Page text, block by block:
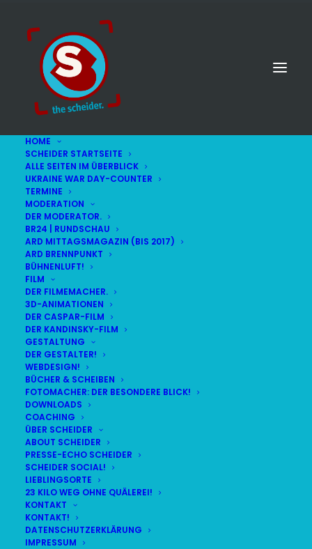
HOME
SCHEIDER STARTSEITE
ALLE SEITEN IM ÜBERBLICK
UKRAINE WAR DAY-COUNTER
TERMINE
MODERATION
DER MODERATOR.
BR24 | RUNDSCHAU
ARD MITTAGSMAGAZIN (BIS 2017)
ARD BRENNPUNKT
BÜHNENLUFT!
FILM
DER FILMEMACHER.
3D-ANIMATIONEN
DER CASPAR-FILM
DER KANDINSKY-FILM
GESTALTUNG
DER GESTALTER!
WEBDESIGN!
BÜCHER & SCHEIBEN
FOTOMACHER: DER BESONDERE BLICK!
DOWNLOADS
COACHING
ÜBER SCHEIDER
ABOUT SCHEIDER
PRESSE-ECHO SCHEIDER
SCHEIDER SOCIAL!
LIEBLINGSORTE
23 KILO WEG OHNE QUÄLEREI!
KONTAKT
KONTAKT!
DATENSCHUTZERKLÄRUNG
IMPRESSUM
© STEFAN SCHEIDER
LIVE(alle Termine
DEMNÄCHST:
DO
06
AUG
BR24 | 18.30 UHR
BR MÜNCHEN FREIMANN
HAUPTMENÜ